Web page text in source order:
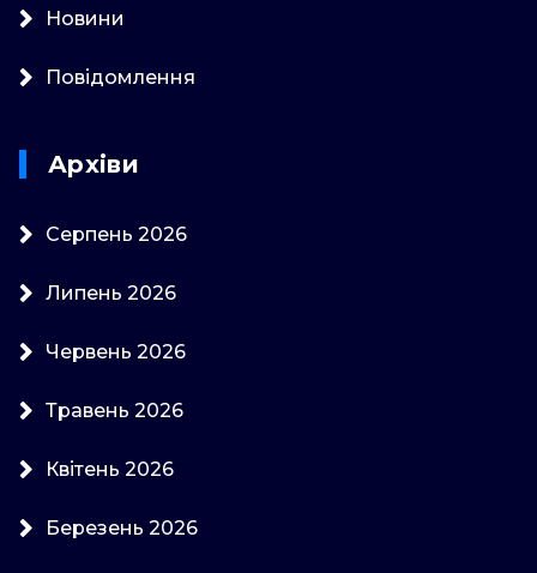
Новини
Повідомлення
Архіви
Серпень 2026
Липень 2026
Червень 2026
Травень 2026
Квітень 2026
Березень 2026